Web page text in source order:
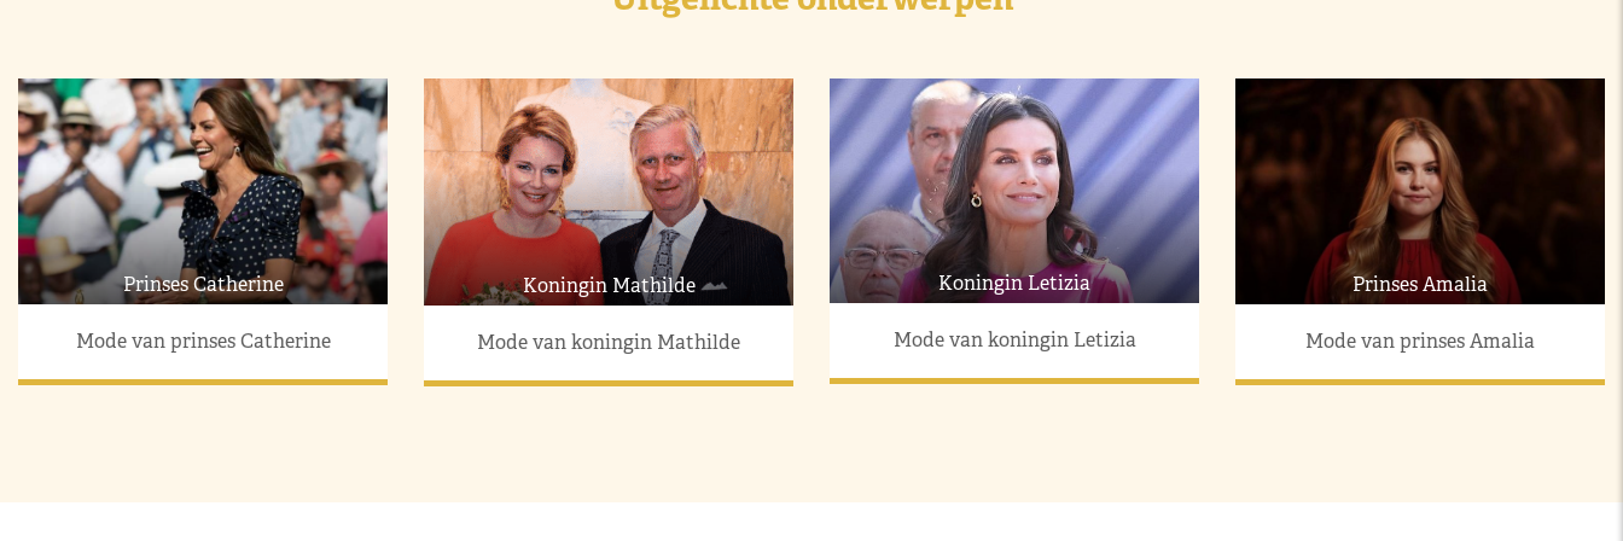
Prinses Catherine
Mode van prinses Catherine
Koningin Mathilde
Mode van koningin Mathilde
Koningin Letizia
Mode van koningin Letizia
Prinses Amalia
Mode van prinses Amalia